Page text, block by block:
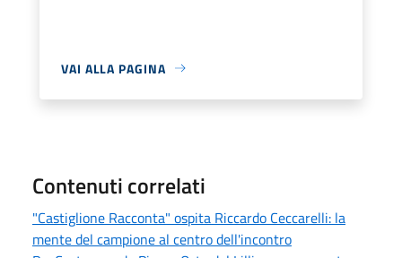
VAI ALLA PAGINA
Contenuti correlati
"Castiglione Racconta" ospita Riccardo Ceccarelli: la
mente del campione al centro dell'incontro